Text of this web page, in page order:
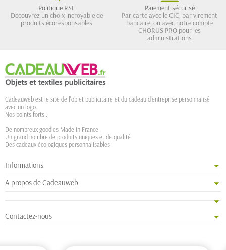
Politique RSE
Découvrez un choix incroyable de
produits écoresponsables
Paiement sécurisé
Par carte avec le CIC, par virement
bancaire, ou avec notre compte
CHORUS PRO pour les
administrations
Cadeauweb est le site de l'objet publicitaire et du cadeau d'entreprise personnalisé
avec un logo.
Nos points forts :
De nombreux goodies Made in France
Un grand nombre de produits uniques et de qualité
Des cadeaux écologiques personnalisables
Informations
A propos de Cadeauweb
Contactez-nous